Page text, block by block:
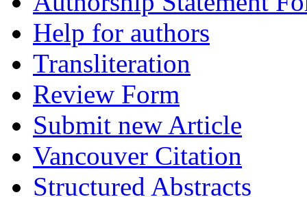
Help for authors
Transliteration
Review Form
Submit new Article
Vancouver Citation
Structured Abstracts